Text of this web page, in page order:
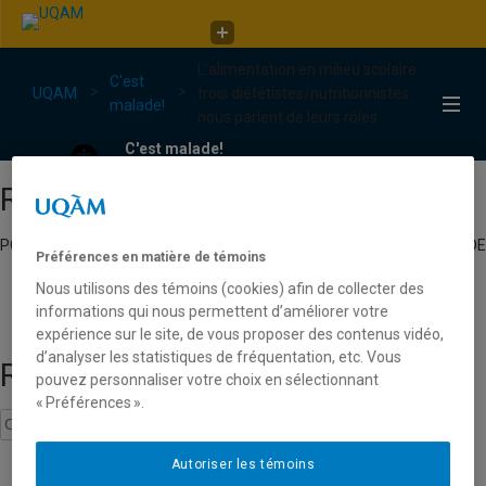
C'est malade!
UQAM
C'est
malade!
L’alimentation en milieu scolaire :
trois diététistes/nutritionnistes
nous parlent de leurs rôles
C'est malade!
Répertoire
POUR TROUVER UN CHERCHEUR EXPERT EN JEUNESSE DU RÉSEAU DE
Recherche
Préférences en matière de témoins
Nous utilisons des témoins (cookies) afin de collecter des
informations qui nous permettent d’améliorer votre
expérience sur le site, de vous proposer des contenus vidéo,
d’analyser les statistiques de fréquentation, etc. Vous
pouvez personnaliser votre choix en sélectionnant
« Préférences ».
Autoriser les témoins